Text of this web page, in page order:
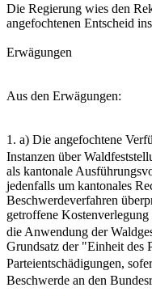
Die Regierung wies den
angefochtenen Entscheid
Erwägungen
Aus den Erwägungen:
1. a) Die angefochtene
Instanzen über
als kantonale
jedenfalls um kantonales
Beschwerdeverfahren
getroffene
die Anwendung der
Grundsatz der "Einheit des
Parteientschädigungen,
Beschwerde an den